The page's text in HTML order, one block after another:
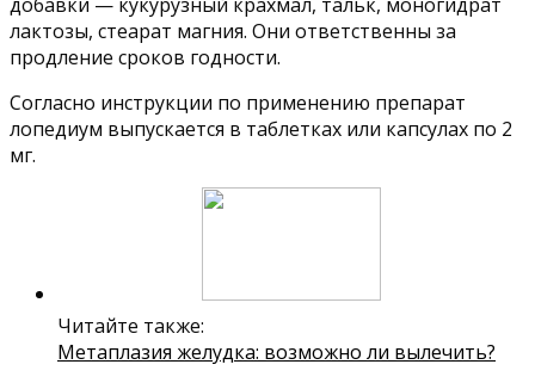
лактозы, стеарат магния. Они ответственны за
продление сроков годности.
Согласно инструкции по применению препарат
лопедиум выпускается в таблетках или капсулах по 2
мг.
Читайте также:
Метаплазия желудка: возможно ли вылечить?